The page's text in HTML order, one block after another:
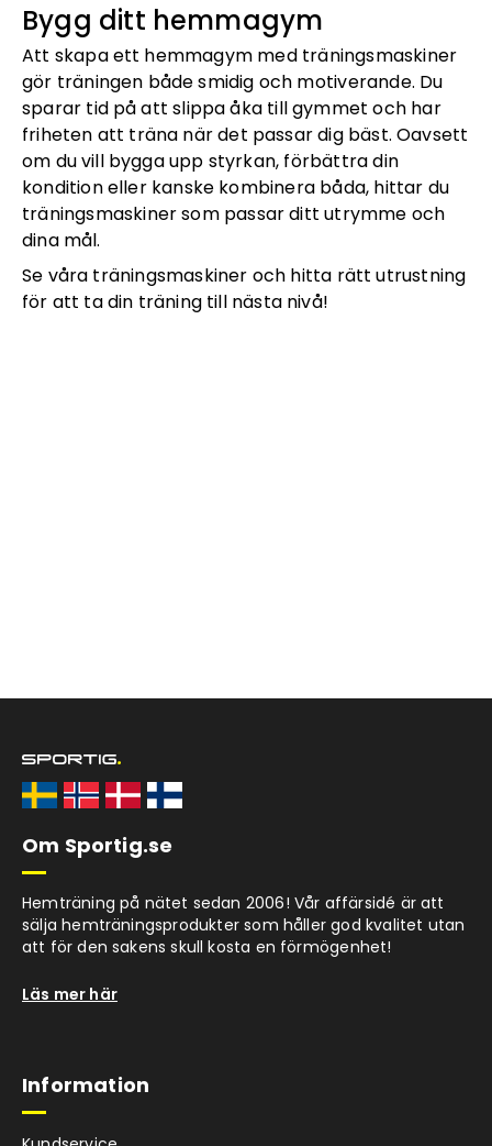
Bygg ditt hemmagym
Att skapa ett hemmagym med träningsmaskiner
gör träningen både smidig och motiverande. Du
sparar tid på att slippa åka till gymmet och har
friheten att träna när det passar dig bäst. Oavsett
om du vill bygga upp styrkan, förbättra din
kondition eller kanske kombinera båda, hittar du
träningsmaskiner som passar ditt utrymme och
dina mål.
Se våra träningsmaskiner och hitta rätt utrustning
för att ta din träning till nästa nivå!
Om Sportig.se
Hemträning på nätet sedan 2006! Vår affärsidé är att
sälja hemträningsprodukter som håller god kvalitet utan
att för den sakens skull kosta en förmögenhet!
Läs mer här
Information